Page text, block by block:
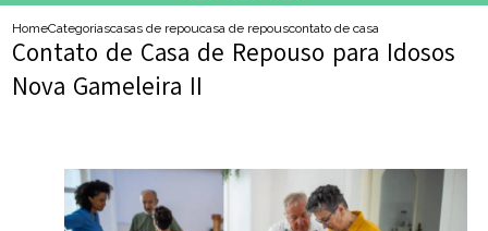
HomeCategoriascasas de repousocasa de repousocontato de casa de repouso para
Contato de Casa de Repouso para Idosos
Nova Gameleira II